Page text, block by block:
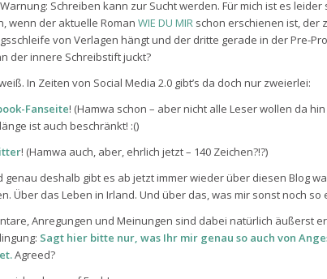
Schreiben kann zur Sucht werden. Für mich ist es leider
wenn der aktuelle Roman WIE DU MIR schon erschienen ist, der
von Verlagen hängt und der dritte gerade in der Pre-
der innere Schreibstift juckt?
In Zeiten von Social Media 2.0 gibt’s da doch nur zweierlei:
Fanseite! (Hamwa schon – aber nicht alle Leser wollen da
ist auch beschränkt! :()
! (Hamwa auch, aber, ehrlich jetzt – 140 Zeichen?!?)
genau deshalb gibt es ab jetzt immer wieder über diesen Blog
Über das Leben in Irland. Und über das, was mir sonst noch so
Anregungen und Meinungen sind dabei natürlich äußerst
Sagt hier bitte nur, was Ihr mir genau so auch von
Agreed?